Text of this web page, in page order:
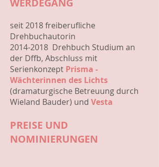
WERDEGANG
seit 2018 freiberufliche
Drehbuchautorin
2014-2018 Drehbuch Studium an
der Dffb, Abschluss mit
Serienkonzept Prisma -
Wächterinnen des Lichts
(dramaturgische Betreuung durch
Wieland Bauder) und Vesta
PREISE UND
NOMINIERUNGEN